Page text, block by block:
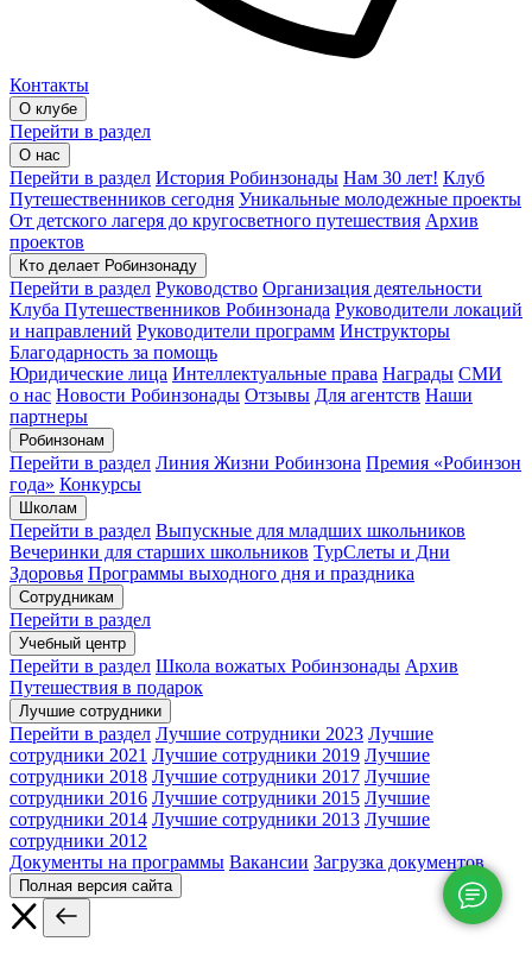
Контакты
О клубе
Перейти в раздел
О нас
Перейти в раздел История Робинзонады Нам 30 лет! Клуб
Путешественников сегодня Уникальные молодежные проекты
От детского лагеря до кругосветного путешествия Архив
проектов
Кто делает Робинзонаду
Перейти в раздел Руководство Организация деятельности
Клуба Путешественников Робинзонада Руководители локаций
и направлений Руководители программ Инструкторы
Благодарность за помощь
Юридические лица Интеллектуальные права Награды СМИ
о нас Новости Робинзонады Отзывы Для агентств Наши
партнеры
Робинзонам
Перейти в раздел Линия Жизни Робинзона Премия «Робинзон
года» Конкурсы
Школам
Перейти в раздел Выпускные для младших школьников
Вечеринки для старших школьников ТурСлеты и Дни
Здоровья Программы выходного дня и праздника​
Сотрудникам
Перейти в раздел
Учебный центр
Перейти в раздел Школа вожатых Робинзонады Архив
Путешествия в подарок
Лучшие сотрудники
Перейти в раздел Лучшие сотрудники 2023 Лучшие
сотрудники 2021 Лучшие сотрудники 2019 Лучшие
сотрудники 2018 Лучшие сотрудники 2017 Лучшие
сотрудники 2016 Лучшие сотрудники 2015 Лучшие
сотрудники 2014 Лучшие сотрудники 2013 Лучшие
сотрудники 2012
Документы на программы Вакансии Загрузка документов
Полная версия сайта